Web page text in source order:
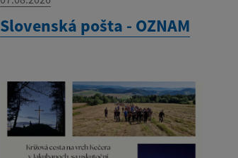
Slovenská pošta - OZNAM